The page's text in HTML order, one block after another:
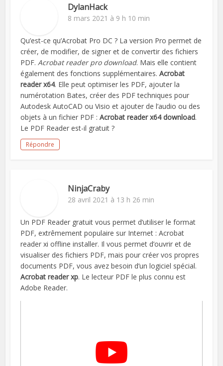
DylanHack
8 mars 2021 à 9 h 10 min
Qu’est-ce qu’Acrobat Pro DC ? La version Pro permet de
créer, de modifier, de signer et de convertir des fichiers
PDF.Acrobat reader pro download. Mais elle contient
également des fonctions supplémentaires.Acrobat
reader x64. Elle peut optimiser les PDF, ajouter la
numérotation Bates, créer des PDF techniques pour
Autodesk AutoCAD ou Visio et ajouter de l’audio ou des
objets à un fichier PDF :Acrobat reader x64 download.
Le PDF Reader est-il gratuit ?
Répondre
NinjaCraby
28 avril 2021 à 13 h 26 min
Un PDF Reader gratuit vous permet d’utiliser le format
PDF, extrêmement populaire sur Internet : Acrobat
reader xi offline installer. Il vous permet d’ouvrir et de
visualiser des fichiers PDF, mais pour créer vos propres
documents PDF, vous avez besoin d’un logiciel spécial.
Acrobat reader xp. Le lecteur PDF le plus connu est
Adobe Reader.